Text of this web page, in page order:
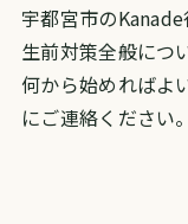
宇都宮市の
生前対策全般につ
何から始めればよ
にご連絡ください。